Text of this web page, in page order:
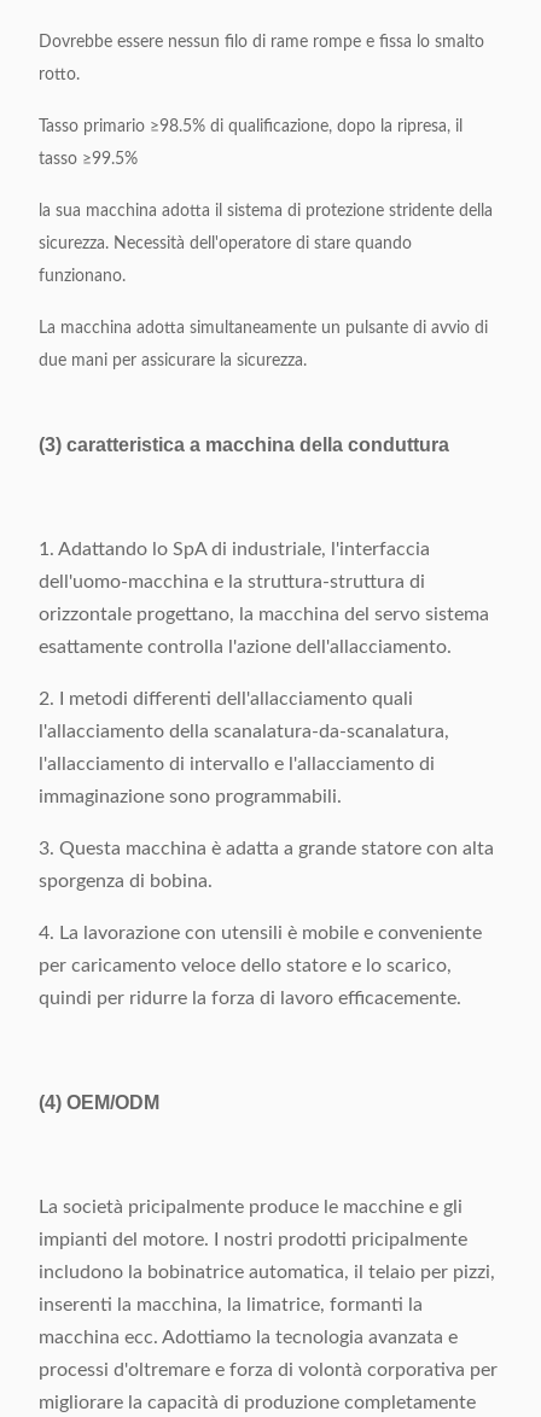
Dovrebbe essere nessun filo di rame rompe e fissa lo smalto
rotto.
Tasso primario ≥98.5% di qualificazione, dopo la ripresa, il
tasso ≥99.5%
la sua macchina adotta il sistema di protezione stridente della
sicurezza. Necessità dell'operatore di stare quando
funzionano.
La macchina adotta simultaneamente un pulsante di avvio di
due mani per assicurare la sicurezza.
(3) caratteristica a macchina della conduttura
1. Adattando lo SpA di industriale, l'interfaccia
dell'uomo-macchina e la struttura-struttura di
orizzontale progettano, la macchina del servo sistema
esattamente controlla l'azione dell'allacciamento.
2. I metodi differenti dell'allacciamento quali
l'allacciamento della scanalatura-da-scanalatura,
l'allacciamento di intervallo e l'allacciamento di
immaginazione sono programmabili.
3. Questa macchina è adatta a grande statore con alta
sporgenza di bobina.
4. La lavorazione con utensili è mobile e conveniente
per caricamento veloce dello statore e lo scarico,
quindi per ridurre la forza di lavoro efficacemente.
(4) OEM/ODM
La società pricipalmente produce le macchine e gli
impianti del motore. I nostri prodotti pricipalmente
includono la bobinatrice automatica, il telaio per pizzi,
inserenti la macchina, la limatrice, formanti la
macchina ecc. Adottiamo la tecnologia avanzata e
processi d'oltremare e forza di volontà corporativa per
migliorare la capacità di produzione completamente